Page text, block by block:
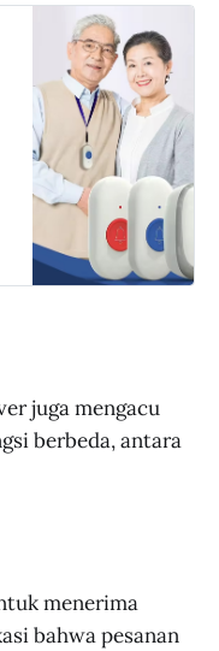
juga mengacu
berbeda, antara
menerima
bahwa pesanan